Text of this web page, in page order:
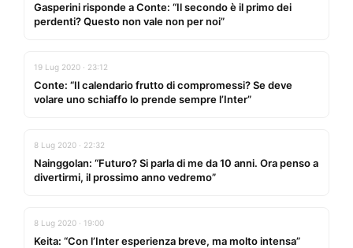
Gasperini risponde a Conte: “Il secondo è il primo dei
perdenti? Questo non vale non per noi”
19 Lug 2020 · 23:12
Conte: “Il calendario frutto di compromessi? Se deve
volare uno schiaffo lo prende sempre l’Inter”
8 Lug 2020 · 22:32
Nainggolan: “Futuro? Si parla di me da 10 anni. Ora penso a
divertirmi, il prossimo anno vedremo”
8 Lug 2020 · 19:00
Keita: “Con l’Inter esperienza breve, ma molto intensa”